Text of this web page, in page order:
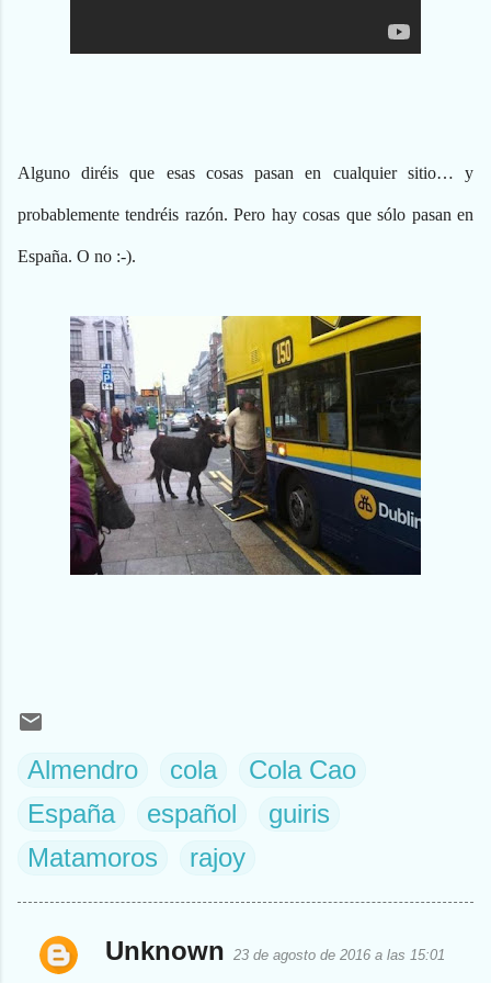
Alguno diréis que esas cosas pasan en cualquier sitio… y
probablemente tendréis razón. Pero hay cosas que sólo pasan en
España. O no :-).
Almendro cola
Cola Cao
España
español
guiris
Matamoros
rajoy
C
Unknown 23 de agosto de 2016 a las 15:01